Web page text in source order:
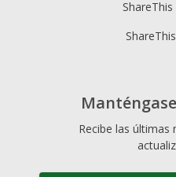
ShareThis
Recibe las